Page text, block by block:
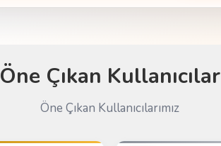
Öne Çıkan Kullanıcılar
Öne Çıkan Kullanıcılarımız